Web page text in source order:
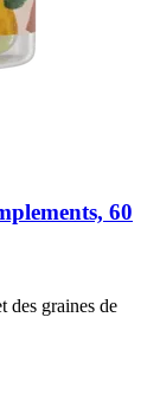
60
des graines de